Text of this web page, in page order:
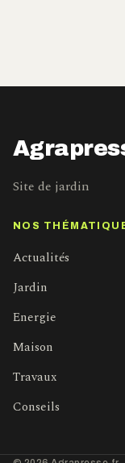
Site de jardin
NOS
Actualités
Jardin
Energie
Maison
Travaux
Conseils